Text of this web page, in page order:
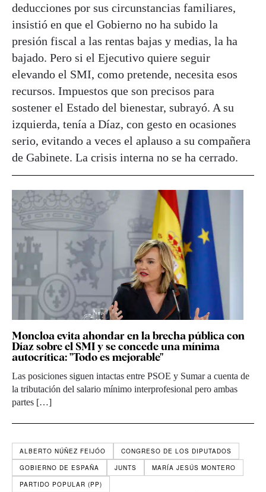
deducciones por sus circunstancias familiares,
insistió en que el Gobierno no ha subido la
presión fiscal a las rentas bajas y medias, la ha
bajado. Pero si el Ejecutivo quiere seguir
elevando el SMI, como pretende, necesita esos
recursos. Impuestos que son precisos para
sostener el Estado del bienestar, subrayó. A su
izquierda, tenía a Díaz, con gesto en ocasiones
serio, evitando a veces el aplauso a su compañera
de Gabinete. La crisis interna no se ha cerrado.
Moncloa evita ahondar en la brecha pública con
Díaz sobre el SMI y se concede una mínima
autocrítica: "Todo es mejorable"
Las posiciones siguen intactas entre PSOE y Sumar a cuenta de
la tributación del salario mínimo interprofesional pero ambas
partes […]
ALBERTO NÚÑEZ FEIJÓO
CONGRESO DE LOS DIPUTADOS
GOBIERNO DE ESPAÑA
JUNTS
MARÍA JESÚS MONTERO
PARTIDO POPULAR (PP)